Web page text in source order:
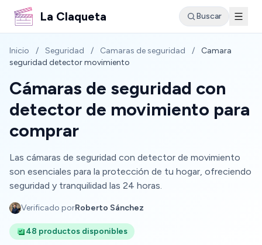
La Claqueta Buscar
Inicio / Seguridad / Camaras de seguridad /
Camara
seguridad detector movimiento
Cámaras de seguridad con
detector de movimiento para
comprar
Las cámaras de seguridad con detector de movimiento
son esenciales para la protección de tu hogar, ofreciendo
seguridad y tranquilidad las 24 horas.
Verificado porRoberto Sánchez
48 productos disponibles